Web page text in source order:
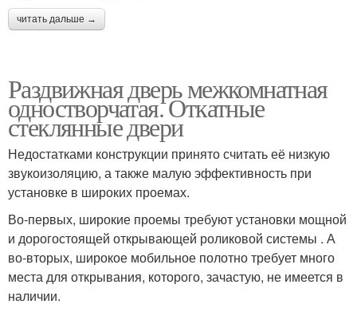
читать дальше →
Раздвижная дверь межкомнатная
одностворчатая. Откатные
стеклянные двери
Недостатками конструкции принято считать её низкую
звукоизоляцию, а также малую эффективность при
установке в широких проемах.
Во-первых, широкие проемы требуют установки мощной
и дорогостоящей открывающей роликовой системы . А
во-вторых, широкое мобильное полотно требует много
места для открывания, которого, зачастую, не имеется в
наличии.